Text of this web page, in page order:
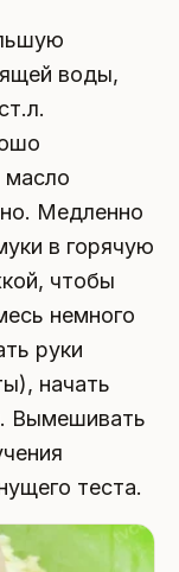
воды,
масло
Медленно
в горячую
чтобы
немного
руки
начать
Вымешивать
теста.